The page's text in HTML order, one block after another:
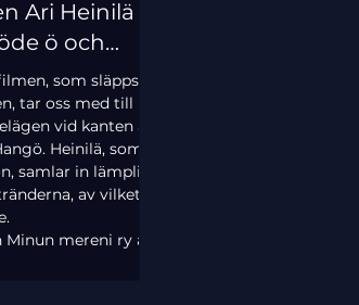
Ari Heinilä
ö och
på en
som släpps på
tar oss med till
vid kanten av
Heinilä, som är
samlar in lämpligt
av vilket
mereni ry är